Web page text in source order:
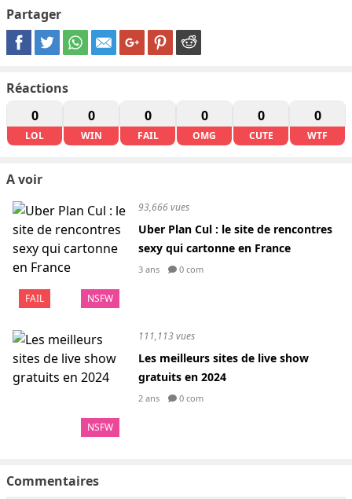
Partager
Réactions
0
LOL
0
WIN
0
FAIL
0
OMG
0
CUTE
0
WTF
A voir
FAIL NSFW
93,666 vues
Uber Plan Cul : le site de rencontres
sexy qui cartonne en France
3 ans 0 com
NSFW
111,113 vues
Les meilleurs sites de live show
gratuits en 2024
2 ans 0 com
Commentaires